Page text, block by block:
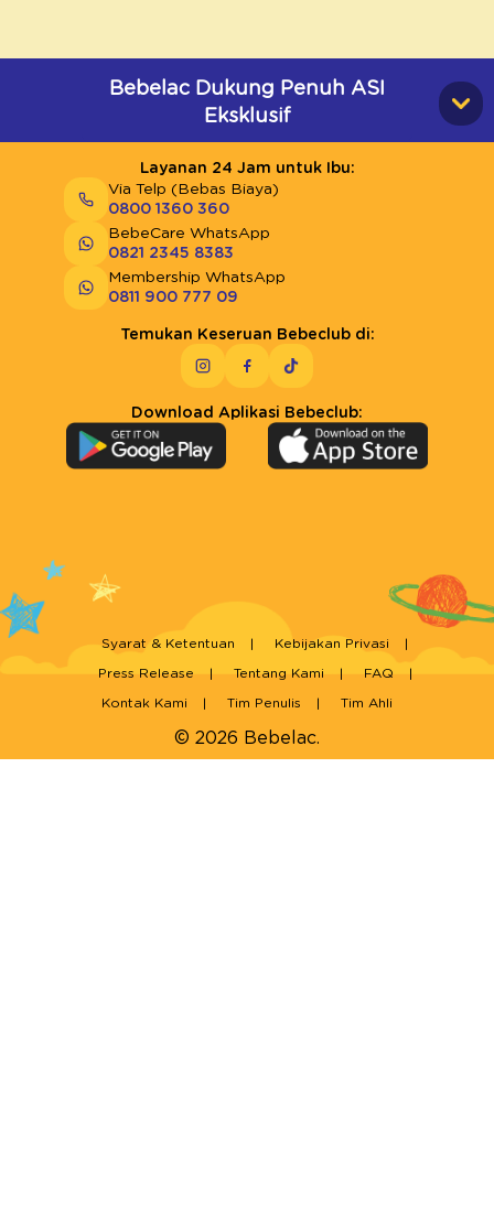
Bebelac Dukung Penuh ASI
Eksklusif
Layanan 24 Jam untuk Ibu:
Via Telp (Bebas Biaya)
0800 1360 360
BebeCare WhatsApp
0821 2345 8383
Membership WhatsApp
0811 900 777 09
Temukan Keseruan Bebeclub di:
Download Aplikasi Bebeclub:
© 2026 Bebelac.
Syarat & Ketentuan Kebijakan Privasi
Press Release Tentang Kami FAQ
Kontak Kami Tim Penulis Tim Ahli